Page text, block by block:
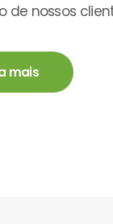
de nossos
mais